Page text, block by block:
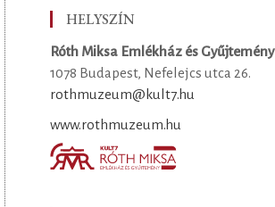
HELYSZÍN
Róth Miksa Emlékház és Gyűjtemény
1078 Budapest, Nefelejcs utca 26.
rothmuzeum@kult7.hu
www.rothmuzeum.hu